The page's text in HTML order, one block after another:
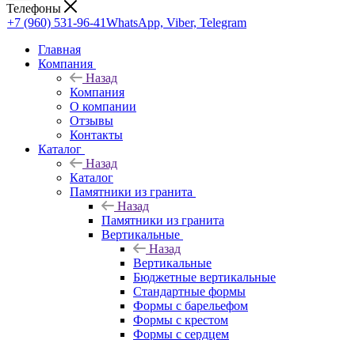
Телефоны
+7 (960) 531-96-41WhatsApp, Viber, Telegram
Главная
Компания
Назад
Компания
О компании
Отзывы
Контакты
Каталог
Назад
Каталог
Памятники из гранита
Назад
Памятники из гранита
Вертикальные
Назад
Вертикальные
Бюджетные вертикальные
Стандартные формы
Формы с барельефом
Формы с крестом
Формы с сердцем